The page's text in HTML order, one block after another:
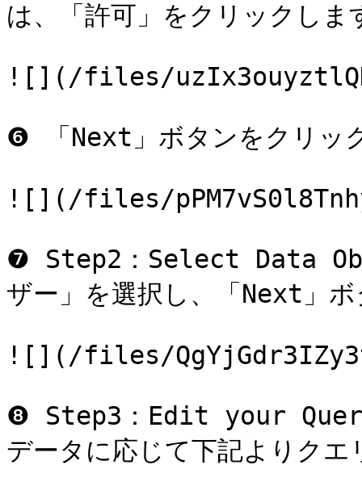
は、「許可」をクリックしま
![](/files/
❻ 「Next」ボタンをクリッ
![](/files/
❼ Step2：Select Data
ザー」を選択し、「Next」
![](/files/
❽ Step3：Edit your Query
データに応じて下記よりク